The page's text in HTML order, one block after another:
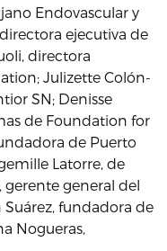
Endovascular y
ejecutiva de
directora
Julizette Colón-
SN; Denisse
de Foundation for
de Puerto
Latorre, de
gerente general del
Suárez, fundadora de
Nogueras,